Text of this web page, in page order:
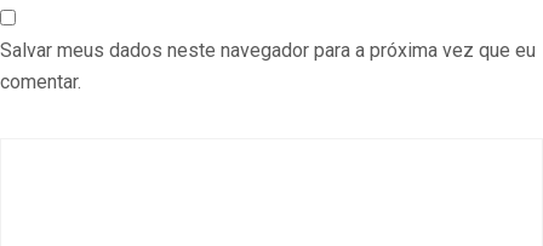
Salvar meus dados neste navegador para a próxima vez que eu
comentar.